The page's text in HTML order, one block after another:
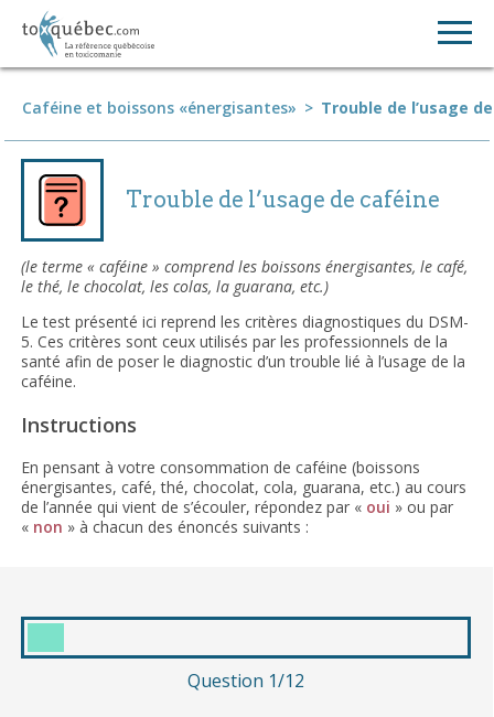
Caféine et boissons «énergisantes» > Trouble de l’usage
Trouble de l’usage de caféine
(le terme « caféine » comprend les boissons énergisantes, le café,
le thé, le chocolat, les colas, la guarana, etc.)
Le test présenté ici reprend les critères diagnostiques du DSM-
5. Ces critères sont ceux utilisés par les professionnels de la
santé afin de poser le diagnostic d’un trouble lié à l’usage de la
caféine.
Instructions
En pensant à votre consommation de caféine (boissons
énergisantes, café, thé, chocolat, cola, guarana, etc.) au cours
de l’année qui vient de s’écouler, répondez par « oui » ou par
« non » à chacun des énoncés suivants :
Question 1/12